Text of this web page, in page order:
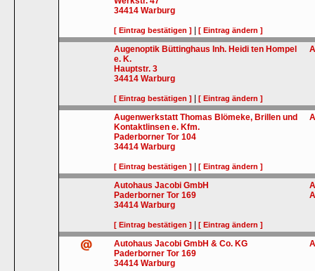
34414 Warburg
[ Eintrag bestätigen ] |[ Eintrag ändern ]
Augenoptik Büttinghaus Inh. Heidi ten Hompel
e. K.
Hauptstr. 3
34414 Warburg
[ Eintrag bestätigen ] |[ Eintrag ändern ]
Augenwerkstatt Thomas Blömeke, Brillen und
Kontaktlinsen e. Kfm.
Paderborner Tor 104
34414 Warburg
[ Eintrag bestätigen ] |[ Eintrag ändern ]
Autohaus Jacobi GmbH
Paderborner Tor 169
34414 Warburg
[ Eintrag bestätigen ] |[ Eintrag ändern ]
Autohaus Jacobi GmbH & Co. KG
Paderborner Tor 169
34414 Warburg